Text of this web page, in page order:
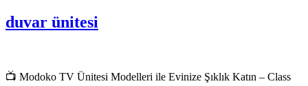
duvar ünitesi
📺 Modoko TV Ünitesi Modelleri ile Evinize Şıklık Katın – Class